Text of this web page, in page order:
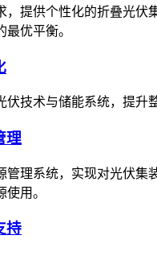
，提供个性化的折叠光伏
最优平衡。
伏技术与储能系统，提升
理
管理系统，实现对光伏集
使用。
持